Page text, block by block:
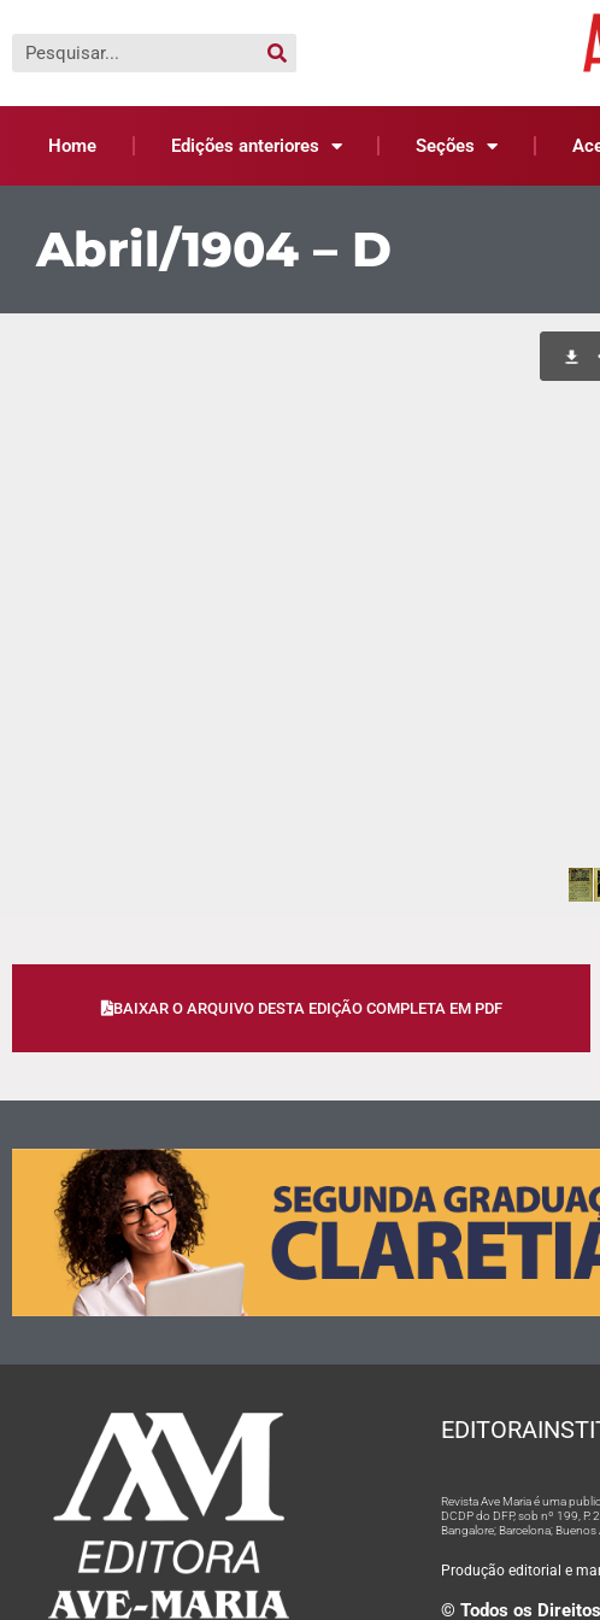
Home Edições anteriores Seções
Abril/1904 – D
BAIXAR O ARQUIVO DESTA EDIÇÃO COMPLETA EM PDF
EDITORA
Revista Ave Maria é uma
DCDP do DFP, sob nº 199,
Bangalore; Barcelona;
Produção editorial e
© Todos os